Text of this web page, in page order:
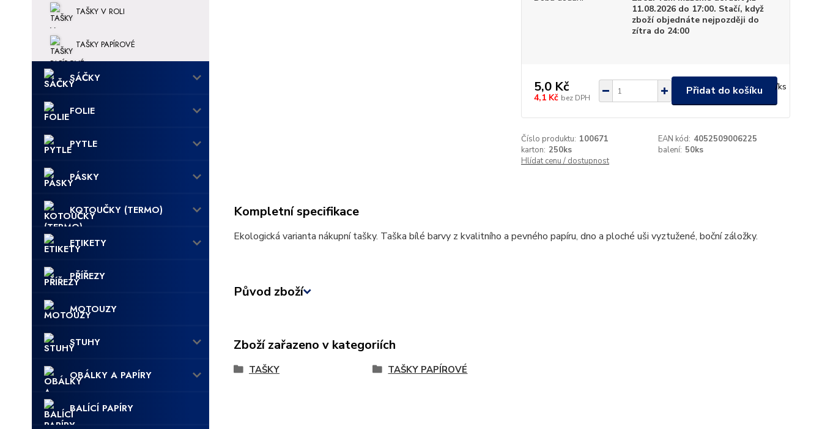
TAŠKY V ROLI
TAŠKY PAPÍROVÉ
SÁČKY
FOLIE
PYTLE
PÁSKY
KOTOUČKY (TERMO)
ETIKETY
PŘÍŘEZY
MOTOUZY
STUHY
OBÁLKY A PAPÍRY
BALÍCÍ PAPÍRY
11.08.2026 do 17:00. Stačí, když
zboží objednáte nejpozději do
zítra do 24:00
5,0 Kč /ks
4,1 Kč bez DPH
Přidat do košíku
Číslo produktu: 100671 EAN kód: 4052509006225
karton: 250ks balení: 50ks
Hlídat cenu / dostupnost
Kompletní specifikace
Ekologická varianta nákupní tašky. Taška bílé barvy z kvalitního a pevného papíru, dno a ploché uši vyztužené, boční záložky.
Původ zboží
Zboží zařazeno v kategoriích
TAŠKY TAŠKY PAPÍROVÉ